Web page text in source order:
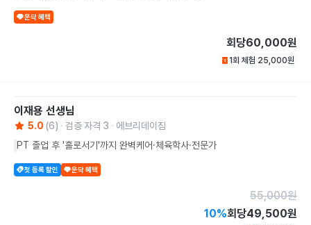
운닥 혜택
회당60,000원
1회 체험 25,000원
이재용 선생님
5.0 (6) 검증 자격 3
에브리데이짐
PT 졸업 후 '홀로서기'까지 완벽케어·체육학사·전문가
첫 등록 할인 운닥 혜택
55,000원
10%회당49,500원